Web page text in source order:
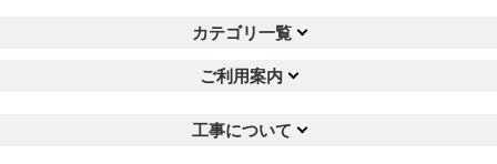
カテゴリ一覧
ご利用案内
工事について